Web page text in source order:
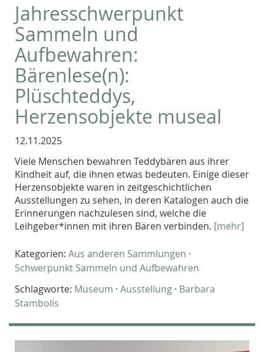
Jahresschwerpunkt
Sammeln und
Aufbewahren:
Bärenlese(n):
Plüschteddys,
Herzensobjekte museal
12.11.2025
Viele Menschen bewahren Teddybären aus ihrer
Kindheit auf, die ihnen etwas bedeuten. Einige dieser
Herzensobjekte waren in zeitgeschichtlichen
Ausstellungen zu sehen, in deren Katalogen auch die
Erinnerungen nachzulesen sind, welche die
Leihgeber*innen mit ihren Bären verbinden. [mehr]
Kategorien: Aus anderen Sammlungen ·
Schwerpunkt Sammeln und Aufbewahren
Schlagworte: Museum · Ausstellung · Barbara
Stambolis